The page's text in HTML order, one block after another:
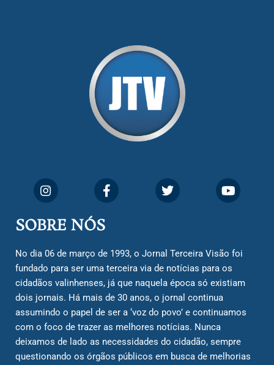
SOBRE NÓS
No dia 06 de março de 1993, o Jornal Terceira Visão foi
fundado para ser uma terceira via de notícias para os
cidadãos valinhenses, já que naquela época só existiam
dois jornais. Há mais de 30 anos, o jornal continua
assumindo o papel de ser a ‘voz do povo’ e continuamos
com o foco de trazer as melhores notícias. Nunca
deixamos de lado as necessidades do cidadão, sempre
questionando os órgãos públicos em busca de melhorias